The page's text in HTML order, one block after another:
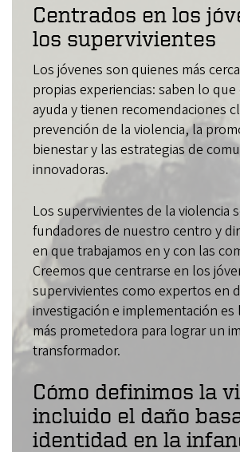
Centrados en los
los supervivientes
Los jóvenes son quienes más
propias experiencias: saben lo
ayuda y tienen recomendaciones
prevención de la violencia, la
bienestar y las estrategias de
innovadoras.
Los supervivientes de la violencia
fundadores de nuestro centro y
en que trabajamos en y con las
Creemos que centrarse en los
supervivientes como expertos en
investigación e implementación es
más prometedora para lograr un
transformador.
Cómo definimos la
incluido el daño
identidad en la